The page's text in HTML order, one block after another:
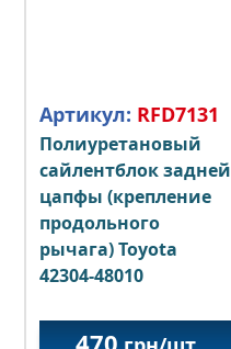
Артикул: RFD7131
Полиуретановый
сайлентблок задней
цапфы (крепление
продольного
рычага) Toyota
42304-48010